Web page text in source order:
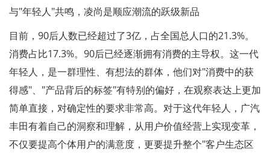
与"年轻人"共鸣，凌尚是顺应潮流的跃级新品
目前，90后人数已经超过了3亿，占全国总人口的21.3%。
消费占比17.3%。90后已经逐渐拥有消费的主导权。这一代
年轻人，是一群理性、有想法的群体，他们对"消费中的获
得感"、"产品背后的标签"有特别的偏好，在观察表达上更加
简单直接，对确定性的要求非常高。对于这代年轻人，广汽
丰田有着自己的洞察和理解，从用户价值经营上实现变革，
不仅要提高个体用户的满意度，更要提升整个"客户生态区